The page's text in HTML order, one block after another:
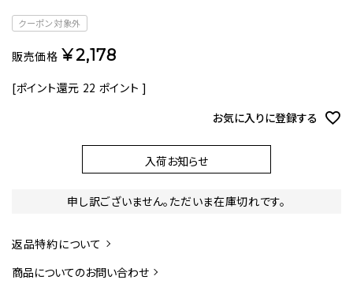
クーポン対象外
販売価格 ¥2,178
[ポイント還元 22 ポイント ]
お気に入りに登録する
入荷お知らせ
申し訳ございません。ただいま在庫切れです。
返品特約について
商品についてのお問い合わせ